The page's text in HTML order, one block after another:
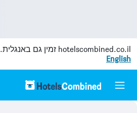
hotelscombined.co.il זמין גם באנגלית.
English